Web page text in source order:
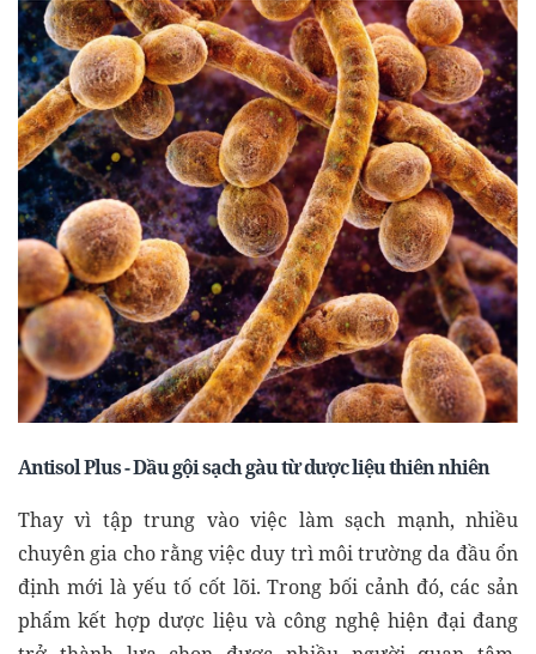
Antisol Plus - Dầu gội sạch gàu từ dược liệu thiên nhiên
Thay vì tập trung vào việc làm sạch mạnh, nhiều
chuyên gia cho rằng việc duy trì môi trường da đầu ổn
định mới là yếu tố cốt lõi. Trong bối cảnh đó, các sản
phẩm kết hợp dược liệu và công nghệ hiện đại đang